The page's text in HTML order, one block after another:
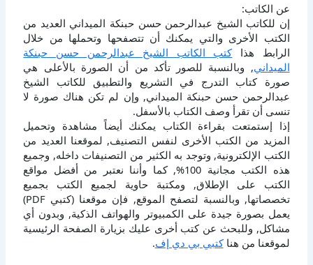
عن الكاتب:
إن للكاتب الشيخ عبدالرحمن حسن حبنكة الميداني العديد من
الكتب الأخرى والتي يمكنك أن تتصفحها وتحملها من خلال
الرابط هذاكتب الكاتب الشيخ عبدالرحمن حسن حبنكة
الميداني, وبالنسبة للصور تأكد من أن الصورة بالأعلى هي
صورة كتاب التدرج في التشريع والتطبيق للكاتب الشيخ
عبدالرحمن حسن حبنكة الميداني, وإن لم تكن هناك صورة لا
تنسى أن تقرأ وصف الكتاب بالأسفل.
إذا إستمتعت بقراءة الكتاب يمكنك أيضاً مشاهدة وتحميل
المزيد من الكتب الأخرى لنفس التصنيف, لموقعنا العديد من
الكتب الإلكترونية, وتوجد به الكثير من التصنيفات داخله, وجميع
هذه الكتب مجانية 100%, كما وأننا نعتبر من أفضل مواقع
الكتب على الإطلاق, ومكتبة حاوية لجميع الكتب بجميع
تخصصاتها, وبالنسبة لتصفح الموقع, فإن موقعنا (كتبي PDF)
يعمل بصورة جيدة على الكمبيوتر والهواتف الذكية, وبدون أي
مشاكل, وللبحث عن كتب أخرى عليك بزيارة الصفحة الرئيسية
لموقعنا من هناكتبي بي دي إف.